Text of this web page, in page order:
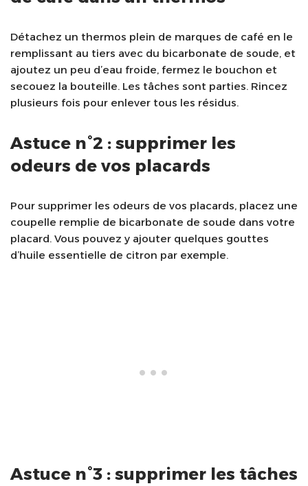
Détachez un thermos plein de marques de café en le
remplissant au tiers avec du bicarbonate de soude, et
ajoutez un peu d’eau froide, fermez le bouchon et
secouez la bouteille. Les tâches sont parties. Rincez
plusieurs fois pour enlever tous les résidus.
Astuce n°2 : supprimer les
odeurs de vos placards
Pour supprimer les odeurs de vos placards, placez une
coupelle remplie de bicarbonate de soude dans votre
placard. Vous pouvez y ajouter quelques gouttes
d’huile essentielle de citron par exemple.
Astuce n°3 : supprimer les tâches